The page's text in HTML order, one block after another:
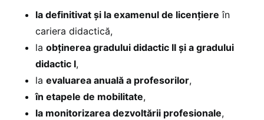
la definitivat și la examenul de licențiere în
cariera didactică,
la obținerea gradului didactic II și a gradului
didactic I,
la evaluarea anuală a profesorilor,
în etapele de mobilitate,
la monitorizarea dezvoltării profesionale,